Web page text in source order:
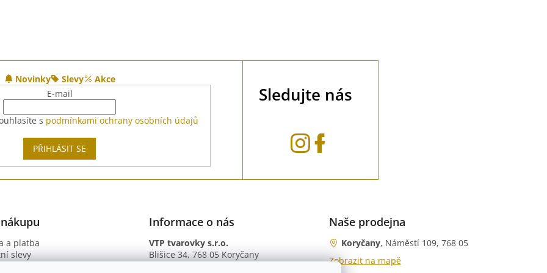
Novinky Slevy
Akce
E-mail
s podmínkami ochrany osobních údajů
PŘIHLÁSIT SE
Sledujte nás
a platba
slevy
Informace o nás
VTP tvarovky s.r.o.
Blišice 34, 768 05 Koryčany
Naše prodejna
Koryčany, Náměstí 109, 768 05
Zobrazit na mapě